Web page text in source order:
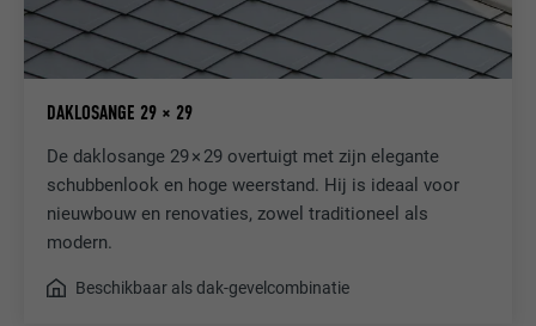
DAKLOSANGE 29 × 29
De daklosange 29 × 29 overtuigt met zijn elegante
schubbenlook en hoge weerstand. Hij is ideaal voor
nieuwbouw en renovaties, zowel traditioneel als
modern.
Beschikbaar als dak-gevelcombinatie